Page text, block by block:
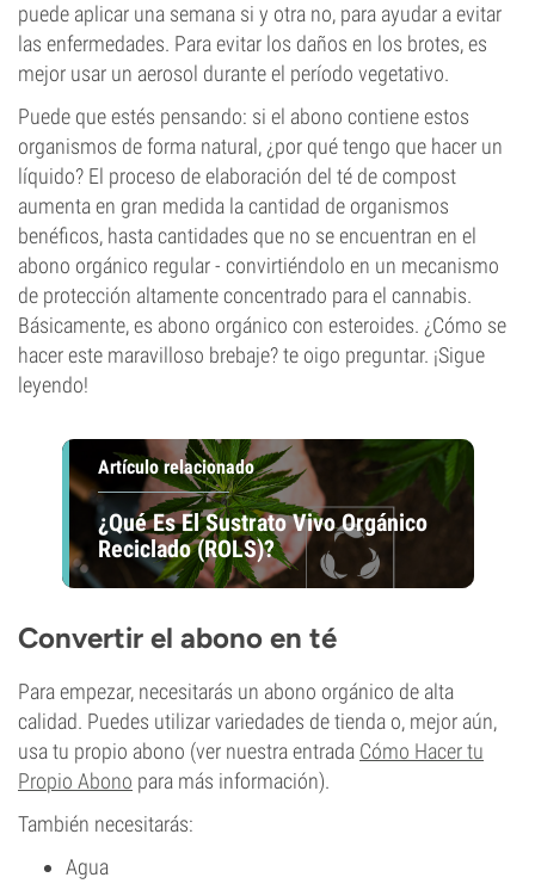
puede aplicar una semana si y otra no, para ayudar a evitar
las enfermedades. Para evitar los daños en los brotes, es
mejor usar un aerosol durante el período vegetativo.
Puede que estés pensando: si el abono contiene estos
organismos de forma natural, ¿por qué tengo que hacer un
líquido? El proceso de elaboración del té de compost
aumenta en gran medida la cantidad de organismos
benéficos, hasta cantidades que no se encuentran en el
abono orgánico regular - convirtiéndolo en un mecanismo
de protección altamente concentrado para el cannabis.
Básicamente, es abono orgánico con esteroides. ¿Cómo se
hacer este maravilloso brebaje? te oigo preguntar. ¡Sigue
leyendo!
Artículo relacionado
¿Qué Es El Sustrato Vivo Orgánico
Reciclado (ROLS)?
Convertir el abono en té
Para empezar, necesitarás un abono orgánico de alta
calidad. Puedes utilizar variedades de tienda o, mejor aún,
usa tu propio abono (ver nuestra entrada Cómo Hacer tu
Propio Abono para más información).
También necesitarás:
Agua